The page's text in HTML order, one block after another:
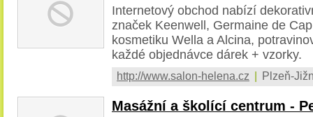
Internetový obchod nabízí
značek Keenwell, Germaine de
kosmetiku Wella a Alcina,
každé objednávce dárek + vzorky.
http://www.salon-helena.cz | Plzeň-
Masážní a školící centrum -